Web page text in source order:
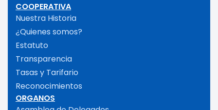
COOPERATIVA
Nuestra Historia
¿Quienes somos?
Estatuto
Transparencia
Tasas y Tarifario
Reconocimientos
ORGANOS